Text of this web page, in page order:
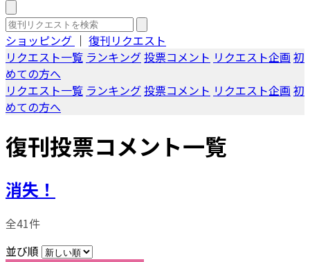
ショッピング ｜ 復刊リクエスト
リクエスト一覧 ランキング投票コメント リクエスト企画 初
めての方へ
リクエスト一覧 ランキング投票コメント リクエスト企画 初
めての方へ
復刊投票コメント一覧
消失！
全41件
並び順